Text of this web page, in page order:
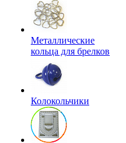
Металлические
кольца для брелков
Колокольчики